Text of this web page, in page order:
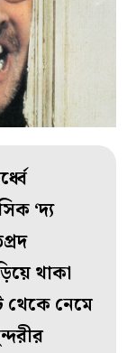
‘দ্য
থাকা
থেকে নেমে